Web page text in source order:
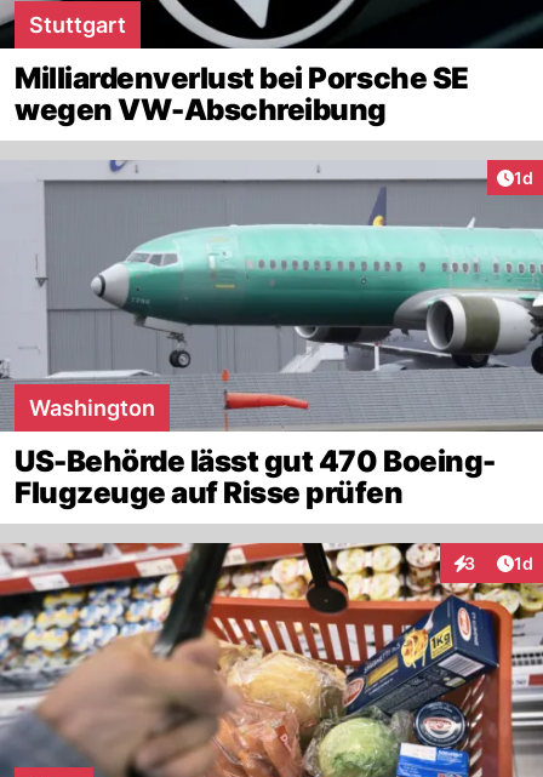
Stuttgart
Milliardenverlust bei Porsche SE
wegen VW-Abschreibung
1d
Washington
US-Behörde lässt gut 470 Boeing-
Flugzeuge auf Risse prüfen
3 1d